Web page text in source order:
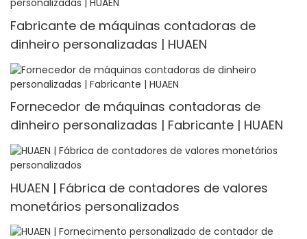
Fabricante de máquinas contadoras de
dinheiro personalizadas | HUAEN
Fornecedor de máquinas contadoras de
dinheiro personalizadas | Fabricante | HUAEN
HUAEN | Fábrica de contadores de valores
monetários personalizados